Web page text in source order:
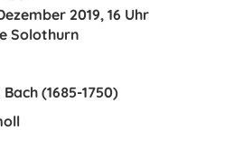
2019, 16 Uhr
Solothurn
(1685-1750)